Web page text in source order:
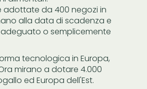
adottate da 400 negozi in
alla data di scadenza e
o semplicemente
tecnologica in Europa,
mirano a dotare 4.000
ed Europa dell'Est.